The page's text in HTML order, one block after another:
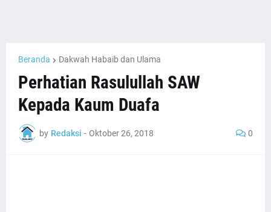
Beranda Dakwah Habaib dan Ulama
Perhatian Rasulullah SAW
Kepada Kaum Duafa
by Redaksi - Oktober 26, 2018 0